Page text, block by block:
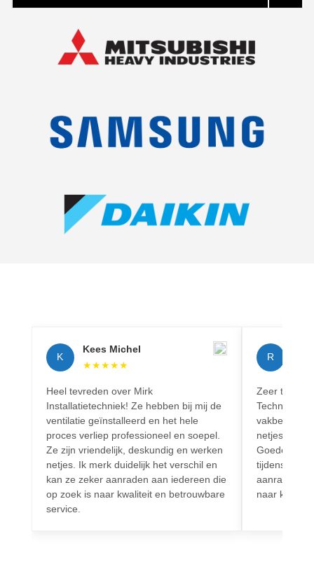
K
Kees Michel
★★★★★
Heel tevreden over Mirk
Installatietechniek! Ze hebben bij mij de
ventilatie geïnstalleerd en het hele
proces verliep professioneel en soepel.
Ze zijn vriendelijk, deskundig en werken
netjes. Ik merk duidelijk het verschil en
kan ze zeker aanraden aan iedereen die
op zoek is naar kwaliteit en betrouwbare
service.
R
Zeer
Techniek!
netjes en
Goede
tijdens het
aanrader
naar